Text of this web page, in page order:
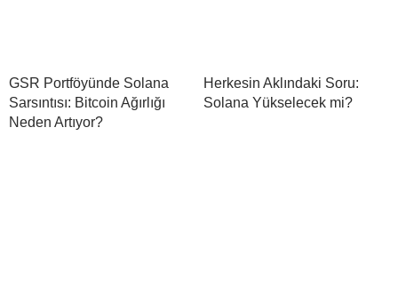
GSR Portföyünde Solana
Sarsıntısı: Bitcoin Ağırlığı
Neden Artıyor?
Herkesin Aklındaki Soru:
Solana Yükselecek mi?